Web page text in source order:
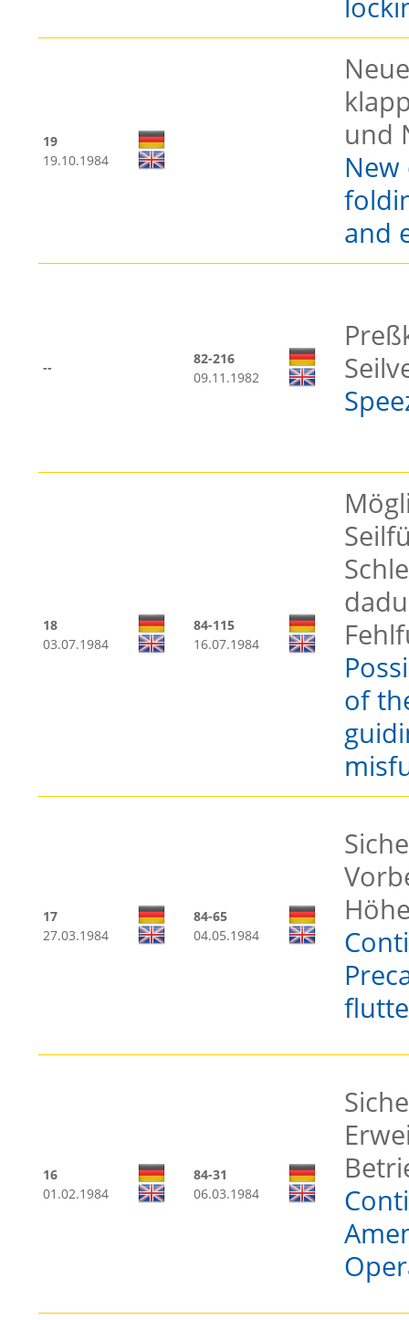
19
19.10.1984
und
and
--
82-216
09.11.1982
18
03.07.1984
84-115
16.07.1984
of
17
27.03.1984
84-65
04.05.1984
16
01.02.1984
84-31
06.03.1984